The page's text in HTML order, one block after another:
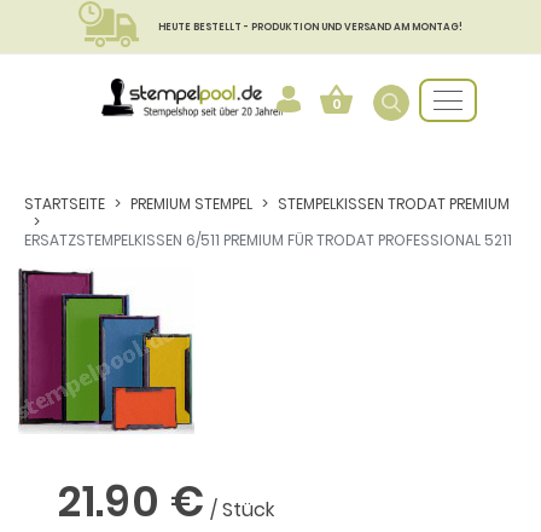
HEUTE BESTELLT - PRODUKTION UND VERSAND AM MONTAG!
0
STARTSEITE PREMIUM STEMPEL
STEMPELKISSEN TRODAT PREMIUM
ERSATZSTEMPELKISSEN 6/511 PREMIUM FÜR TRODAT PROFESSIONAL 5211
21.90 € / Stück